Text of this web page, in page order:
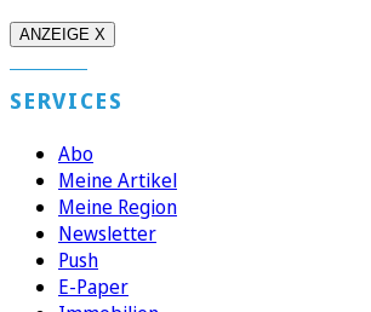
ANZEIGE X
SERVICES
Abo
Meine Artikel
Meine Region
Newsletter
Push
E-Paper